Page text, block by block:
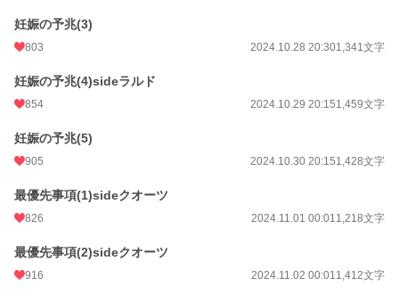
妊娠の予兆(3)
803 2024.10.28 20:301,341文字
妊娠の予兆(4)sideラルド
854 2024.10.29 20:151,459文字
妊娠の予兆(5)
905 2024.10.30 20:151,428文字
最優先事項(1)sideクオーツ
826 2024.11.01 00:011,218文字
最優先事項(2)sideクオーツ
916 2024.11.02 00:011,412文字